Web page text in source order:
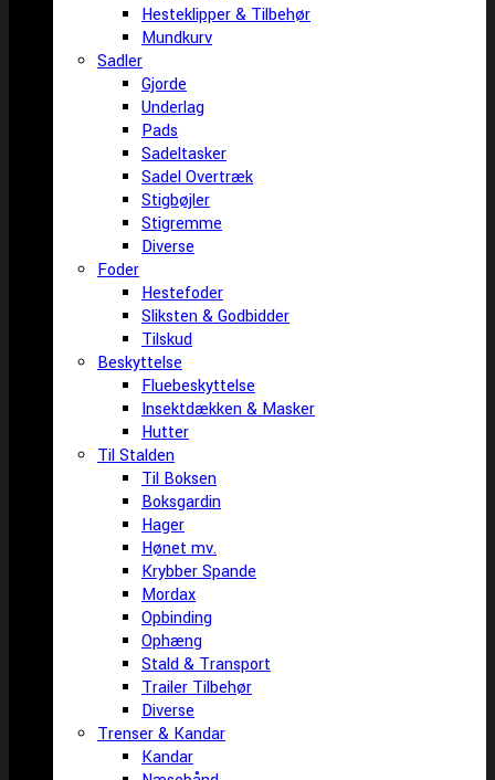
Hesteklipper & Tilbehør
Mundkurv
Sadler
Gjorde
Underlag
Pads
Sadeltasker
Sadel Overtræk
Stigbøjler
Stigremme
Diverse
Foder
Hestefoder
Sliksten & Godbidder
Tilskud
Beskyttelse
Fluebeskyttelse
Insektdækken & Masker
Hutter
Til Stalden
Til Boksen
Boksgardin
Hager
Hønet mv.
Krybber Spande
Mordax
Opbinding
Ophæng
Stald & Transport
Trailer Tilbehør
Diverse
Trenser & Kandar
Kandar